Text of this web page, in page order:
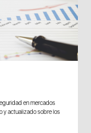
en mercados
y actualizado sobre los